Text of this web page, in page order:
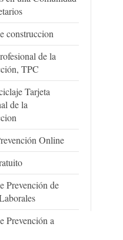
construccion
de la
TPC
Tarjeta
de la
Online
Prevención de
Prevención a